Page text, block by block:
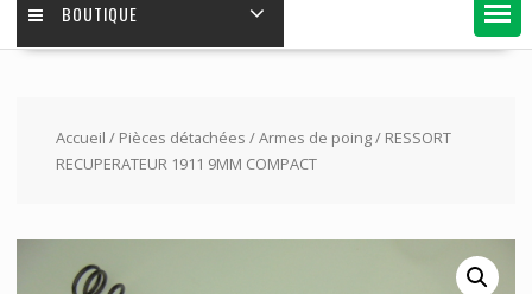
BOUTIQUE
Accueil / Pièces détachées /Armes de poing/ RESSORT
RECUPERATEUR 1911 9MM COMPACT